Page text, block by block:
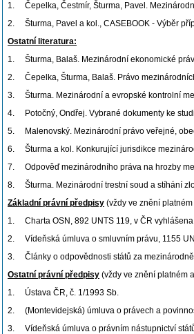
1. Čepelka, Čestmír, Šturma, Pavel.
2. Šturma, Pavel a kol., CASEBOOK - Výběr
Ostatní literatura:
1. Šturma, Balaš. Mezinárodní ekonomické
2. Čepelka, Šturma, Balaš. Právo
3. Šturma. Mezinárodní a evropské kontrolní
4. Potočný, Ondřej. Vybrané dokumenty ke
5. Malenovský. Mezinárodní právo veřejné,
6. Šturma a kol. Konkurující jurisdikce
7. Odpověď mezinárodního práva na hrozby
8. Šturma. Mezinárodní trestní soud a stíhání
Základní právní předpisy (vždy ve znění
1. Charta OSN, 892 UNTS 119, v ČR
2. Vídeňská úmluva o smluvním právu, 1155
3. Články o odpovědnosti států za
Ostatní právní předpisy (vždy ve znění platném
1. Ústava ČR, č. 1/1993 Sb.
2. (Montevidejská) úmluva o právech a
3. Vídeňská úmluva o právním nástupnictví